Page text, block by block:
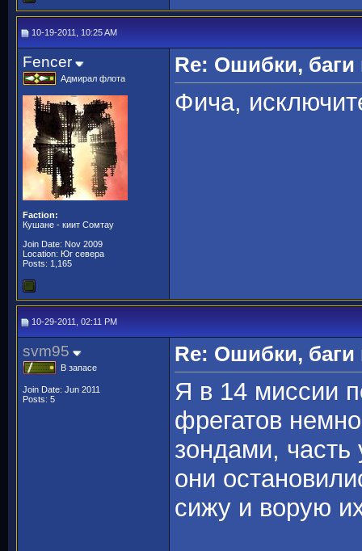
10-19-2011, 10:25 AM
Fencer
Адмирал флота
Faction:
Кушане - киит Сомтау
Join Date: Nov 2009
Location: Юг севера
Posts: 1,165
Re: Ошибки,
Фича,
10-29-2011, 02:11 PM
svm95
В запасе
Join Date: Jun 2011
Posts: 5
Re: Ошибки,
Я в 14 миссии
фрегатов
зондами, часть
они
сижу и ворую